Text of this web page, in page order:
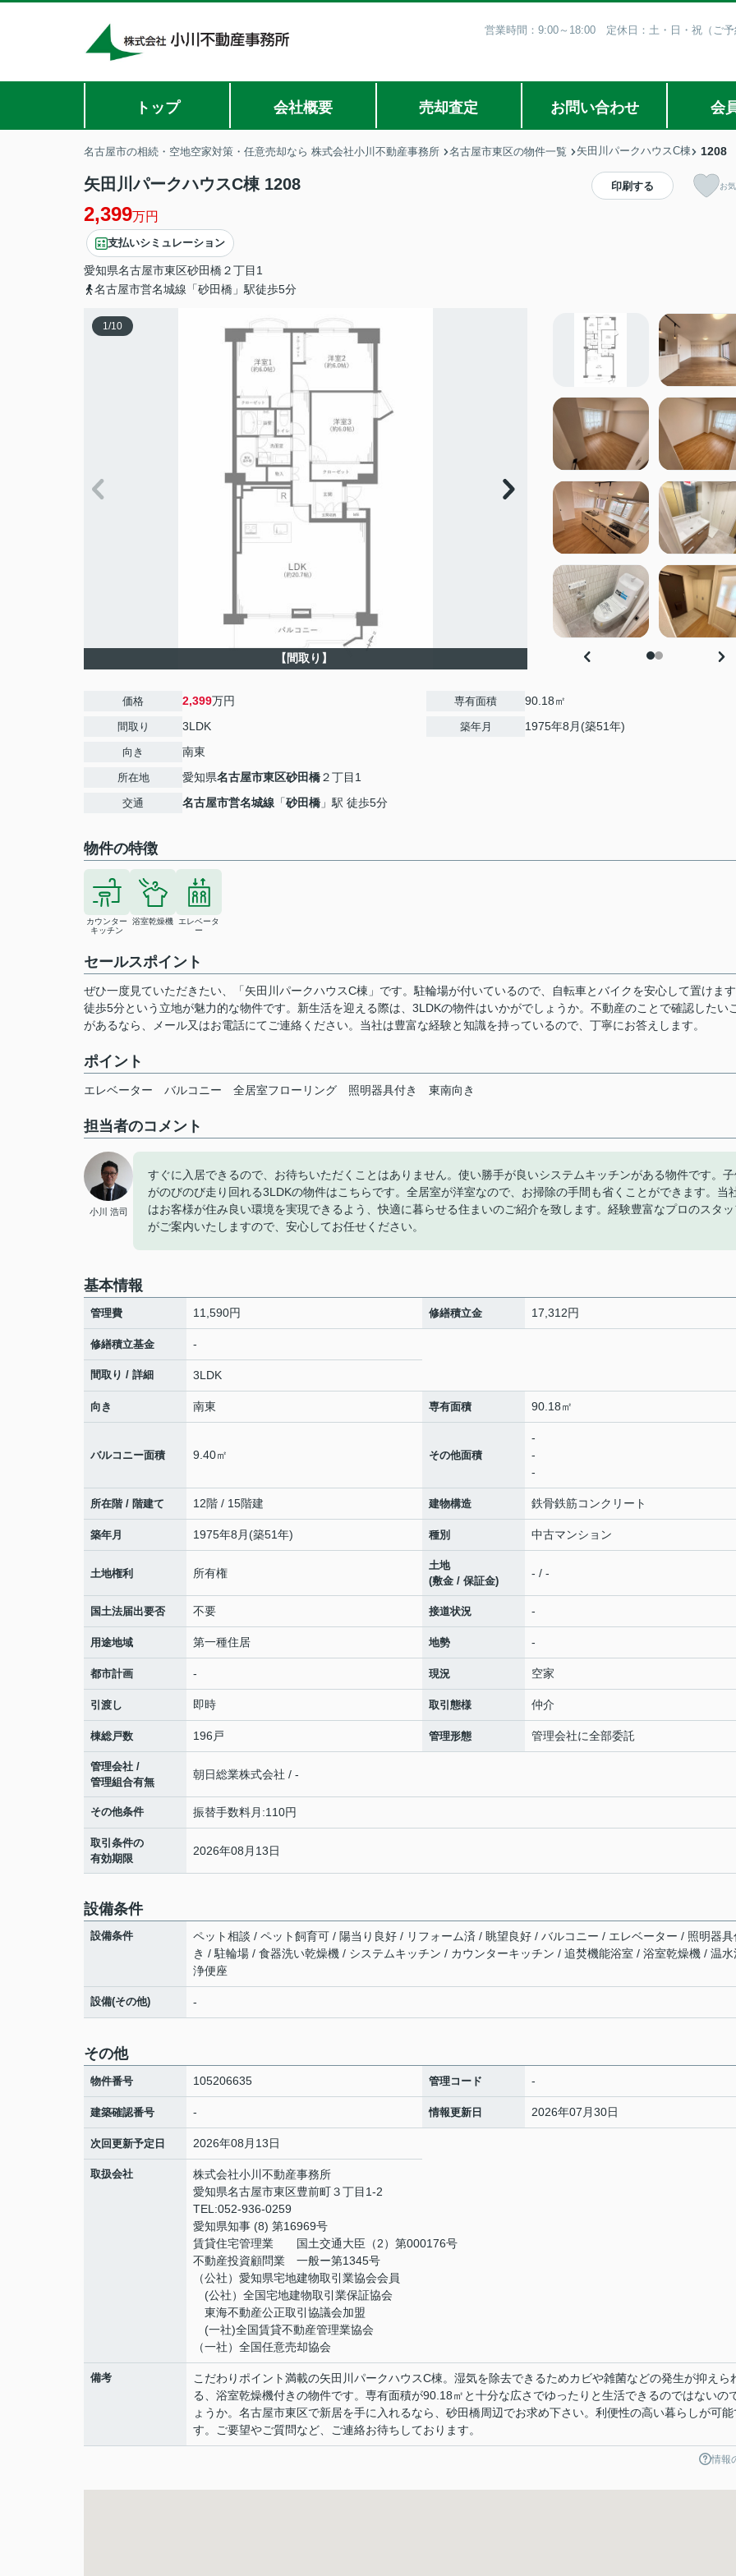
営業時間：9:00～18:00 定休日：土・日・祝（ご予
トップ 会社概要 売却査定 お問い合わせ 会
名古屋市の相続・空地空家対策・任意売却なら 株式会社小川不動産事務所 名古屋市東区の物件一覧 矢田川パークハウスC棟 1208
矢田川パークハウスC棟 1208
2,399万円
支払いシミュレーション
愛知県名古屋市東区砂田橋２丁目1
名古屋市営名城線「砂田橋」駅徒歩5分
印刷する お
1/10
【間取り】
価格 2,399万円
間取り 3LDK
向き 南東
所在地 愛知県名古屋市東区砂田橋２丁目1
交通 名古屋市営名城線 「砂田橋 」駅 徒歩5分
専有面積 90.18㎡
築年月 1975年8月(築51年)
物件の特徴
カウンター
キッチン
浴室乾燥機
エレベータ
ー
セールスポイント
ぜひ一度見ていただきたい、「矢田川パークハウスC棟」です。駐輪場が付いているので、自転車とバイクを安心して置けま
徒歩5分という立地が魅力的な物件です。新生活を迎える際は、3LDKの物件はいかがでしょうか。不動産のことで確認したい
があるなら、メール又はお電話にてご連絡ください。当社は豊富な経験と知識を持っているので、丁寧にお答えします。
ポイント
エレベーター バルコニー 全居室フローリング 照明器具付き 東南向き
担当者のコメント
小川 浩司
すぐに入居できるので、お待ちいただくことはありません。使い勝手が良いシステムキッチンがある物件です。
がのびのび走り回れる3LDKの物件はこちらです。全居室が洋室なので、お掃除の手間も省くことができます。当
はお客様が住み良い環境を実現できるよう、快適に暮らせる住まいのご紹介を致します。経験豊富なプロのスタッ
がご案内いたしますので、安心してお任せください。
基本情報
管理費 11,590円 修繕積立金 17,312円
修繕積立基金 -
間取り / 詳細 3LDK
向き 南東 専有面積 90.18㎡
バルコニー面積 9.40㎡ その他面積
-
-
-
所在階 / 階建て 12階 / 15階建 建物構造 鉄骨鉄筋コンクリート
築年月 1975年8月(築51年) 種別 中古マンション
土地権利 所有権
土地
(敷金 / 保証金)
- / -
国土法届出要否 不要 接道状況 -
用途地域 第一種住居 地勢 -
都市計画 - 現況 空家
引渡し 即時 取引態様 仲介
棟総戸数 196戸 管理形態 管理会社に全部委託
管理会社 /
管理組合有無
朝日総業株式会社 / -
その他条件 振替手数料月:110円
取引条件の
有効期限
2026年08月13日
設備条件
設備条件
ペット相談 / ペット飼育可 / 陽当り良好 / リフォーム済 / 眺望良好 / バルコニー / エレベーター / 照明器具
き / 駐輪場 / 食器洗い乾燥機 / システムキッチン / カウンターキッチン / 追焚機能浴室 / 浴室乾燥機 / 温水
浄便座
設備(その他) -
その他
物件番号 105206635 管理コード -
建築確認番号 - 情報更新日 2026年07月30日
次回更新予定日 2026年08月13日
取扱会社
株式会社小川不動産事務所
愛知県名古屋市東区豊前町３丁目1-2
TEL:052-936-0259
愛知県知事 (8) 第16969号
賃貸住宅管理業 国土交通大臣（2）第000176号
不動産投資顧問業 一般ー第1345号
（公社）愛知県宅地建物取引業協会会員
(公社）全国宅地建物取引業保証協会
東海不動産公正取引協議会加盟
(一社)全国賃貸不動産管理業協会
（一社）全国任意売却協会
備考
こだわりポイント満載の矢田川パークハウスC棟。湿気を除去できるためカビや雑菌などの発生が抑えら
る、浴室乾燥機付きの物件です。専有面積が90.18㎡と十分な広さでゆったりと生活できるのではないの
ょうか。名古屋市東区で新居を手に入れるなら、砂田橋周辺でお求め下さい。利便性の高い暮らしが可能
す。ご要望やご質問など、ご連絡お待ちしております。
情報